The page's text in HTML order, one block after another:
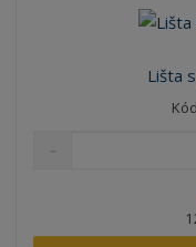
Lišta